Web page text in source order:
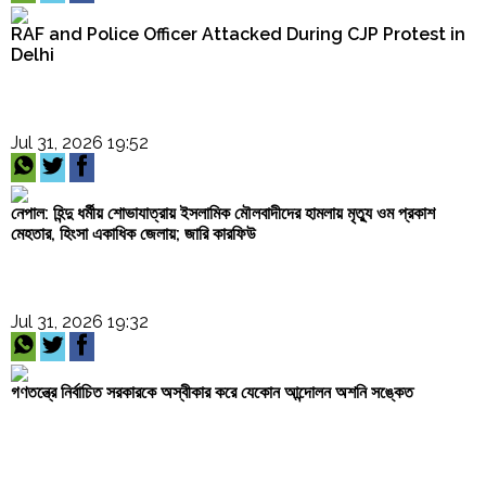
RAF and Police Officer Attacked During CJP Protest in
Delhi
Jul 31, 2026 19:52
নেপাল: হিন্দু ধর্মীয় শোভাযাত্রায় ইসলামিক মৌলবাদীদের হামলায় মৃত্যু ওম প্রকাশ
মেহতার, হিংসা একাধিক জেলায়; জারি কারফিউ
Jul 31, 2026 19:32
গণতন্ত্রে নির্বাচিত সরকারকে অস্বীকার করে যেকোন আন্দোলন অশনি সঙ্কেত